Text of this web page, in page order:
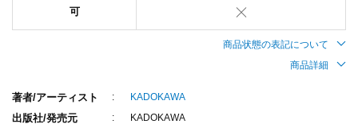
可
商品状態の表記について
商品詳細
著者/アーティスト KADOKAWA
出版社/発売元 KADOKAWA